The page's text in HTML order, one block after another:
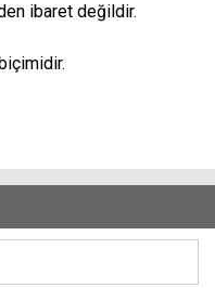
ibaret değildir.